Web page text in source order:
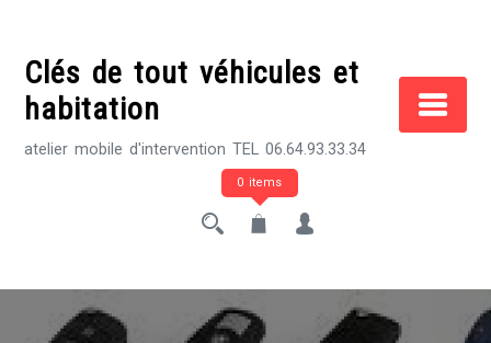
contentClés de tout véhicules et
habitation
atelier mobile d'intervention TEL 06.64.93.33.34
0 items